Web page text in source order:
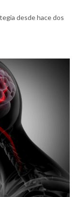
desde hace dos